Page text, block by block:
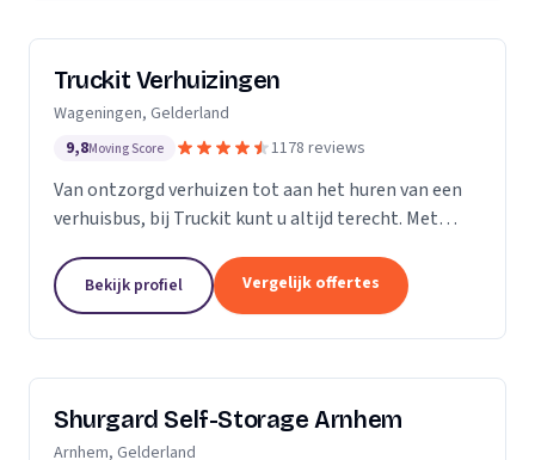
Truckit Verhuizingen
Wageningen, Gelderland
9,8Moving Score 1178 reviews
Van ontzorgd verhuizen tot aan het huren van een
verhuisbus, bij Truckit kunt u altijd terecht. Met
klanten geholpen door heel Nederland.
Bekijk profiel Vergelijk offertes
Shurgard Self-Storage Arnhem
Arnhem, Gelderland